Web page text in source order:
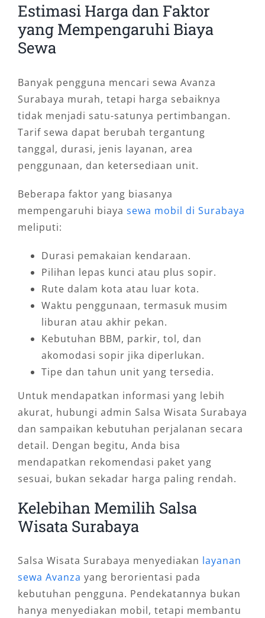
Estimasi Harga dan Faktor
yang Mempengaruhi Biaya
Sewa
Banyak pengguna mencari sewa Avanza
Surabaya murah, tetapi harga sebaiknya
tidak menjadi satu-satunya pertimbangan.
Tarif sewa dapat berubah tergantung
tanggal, durasi, jenis layanan, area
penggunaan, dan ketersediaan unit.
Beberapa faktor yang biasanya
mempengaruhi biaya sewa mobil di Surabaya
meliputi:
Durasi pemakaian kendaraan.
Pilihan lepas kunci atau plus sopir.
Rute dalam kota atau luar kota.
Waktu penggunaan, termasuk musim
liburan atau akhir pekan.
Kebutuhan BBM, parkir, tol, dan
akomodasi sopir jika diperlukan.
Tipe dan tahun unit yang tersedia.
Untuk mendapatkan informasi yang lebih
akurat, hubungi admin Salsa Wisata Surabaya
dan sampaikan kebutuhan perjalanan secara
detail. Dengan begitu, Anda bisa
mendapatkan rekomendasi paket yang
sesuai, bukan sekadar harga paling rendah.
Kelebihan Memilih Salsa
Wisata Surabaya
Salsa Wisata Surabaya menyediakan layanan
sewa Avanza yang berorientasi pada
kebutuhan pengguna. Pendekatannya bukan
hanya menyediakan mobil, tetapi membantu